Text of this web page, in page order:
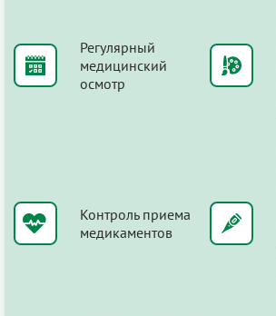
Регулярный
медицинский
осмотр
Контроль приема
медикаментов